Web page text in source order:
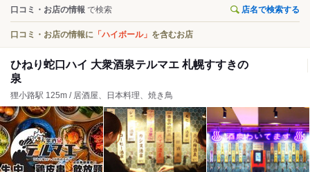
口コミ・お店の情報 で検索 店名で検索する
口コミ・お店の情報に 「ハイボール」 を含むお店
ひねり蛇口ハイ 大衆酒泉テルマエ 札幌すすきの
泉
狸小路駅 125m / 居酒屋、日本料理、焼き鳥